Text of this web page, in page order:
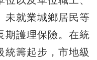
未就業城鄉居民等
期護理保險。在統
統籌起步，市地級